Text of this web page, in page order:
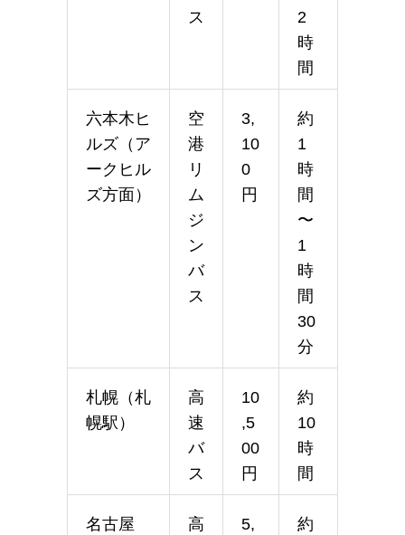
ス
2
時
間
六本木ヒ
ルズ（ア
ークヒル
ズ方面）
空
港
リ
ム
ジ
ン
バ
ス
3,
10
0
円
約
1
時
間
〜
1
時
間
30
分
札幌（札
幌駅）
高
速
バ
ス
10
,5
00
円
約
10
時
間
名古屋
高
5,
約